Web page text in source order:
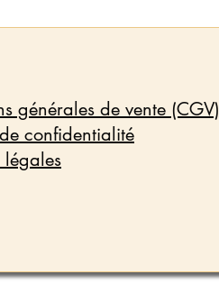
générales de vente (CGV)
confidentialité
légales